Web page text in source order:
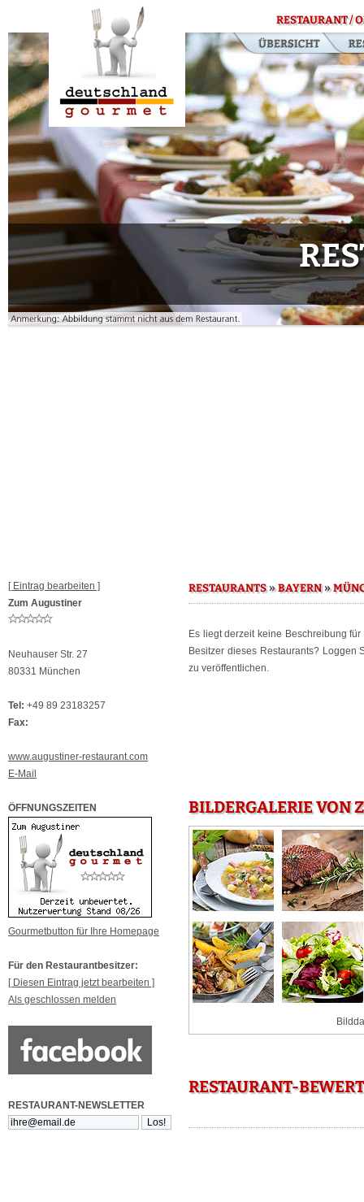
RESTAURANT /
[ Eintrag bearbeiten ]
Zum Augustiner
Neuhauser Str. 27
80331 München
Tel: +49 89 23183257
Fax:
www.augustiner-restaurant.com
E-Mail
ÖFFNUNGSZEITEN
Gourmetbutton für Ihre Homepage
Für den Restaurantbesitzer:
[ Diesen Eintrag jetzt bearbeiten ]
Als geschlossen melden
RESTAURANT-NEWSLETTER
RESTAURANTS»BAYERN»
Es liegt derzeit keine Beschreibung
Besitzer dieses Restaurants? Loggen
zu veröffentlichen.
BILDERGALERIE VON
RESTAURANT-